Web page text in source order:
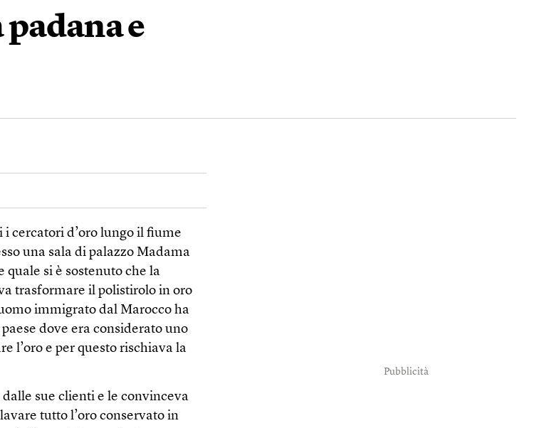
e
cercatori d’oro lungo il fiume
una sala di palazzo Madama
si è sostenuto che la
trasformare il polistirolo in oro
immigrato dal Marocco ha
dove era considerato uno
l’oro e per questo rischiava la
sue clienti e le convinceva
tutto l’oro conservato in
Pubblicità